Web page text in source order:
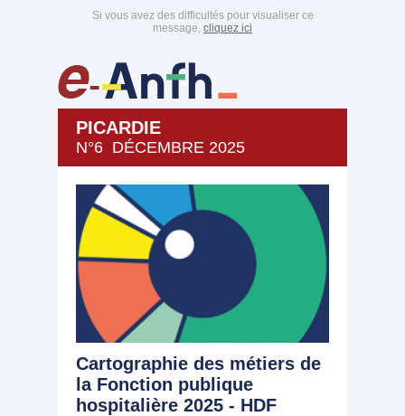
Si vous avez des difficultés pour visualiser ce
message, cliquez ici
PICARDIE
N°6 DÉCEMBRE 2025
Cartographie des métiers de
la Fonction publique
hospitalière 2025 - HDF